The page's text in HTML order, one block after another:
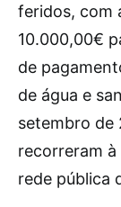
feridos, com
10.000,00€
de
de água e
setembro de
recorreram
rede pública